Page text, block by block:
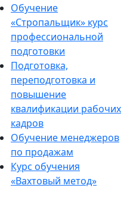
Обучение
«Стропальщик» курс
профессиональной
подготовки
Подготовка,
переподготовка и
повышение
квалификации рабочих
кадров
Обучение менеджеров
по продажам
Курс обучения
«Вахтовый метод»